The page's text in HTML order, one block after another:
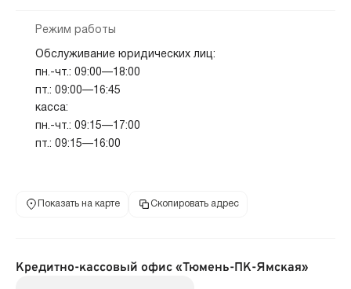
Режим работы
Обслуживание юридических лиц:
пн.-чт.: 09:00—18:00
пт.: 09:00—16:45
касса:
пн.-чт.: 09:15—17:00
пт.: 09:15—16:00
Показать на карте Скопировать адрес
Кредитно-кассовый офис «Тюмень-ПК-Ямская»